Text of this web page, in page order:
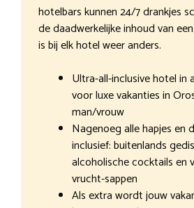
hotelbars kunnen 24/7 drankjes
de daadwerkelijke inhoud van
is bij elk hotel weer anders.
Ultra-all-inclusive hotel in
voor luxe vakanties in
man/vrouw
Nagenoeg alle hapjes en
inclusief: buitenlands
alcoholische cocktails en
vrucht-sappen
Als extra wordt jouw